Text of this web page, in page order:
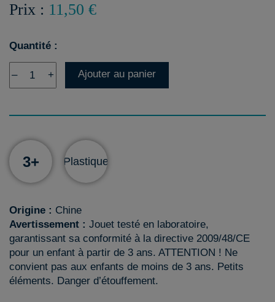
Prix : 11,50 €
Quantité :
– + Ajouter au panier
3+ Plastique
Origine : Chine
Avertissement : Jouet testé en laboratoire,
garantissant sa conformité à la directive 2009/48/CE
pour un enfant à partir de 3 ans. ATTENTION ! Ne
convient pas aux enfants de moins de 3 ans. Petits
éléments. Danger d’étouffement.